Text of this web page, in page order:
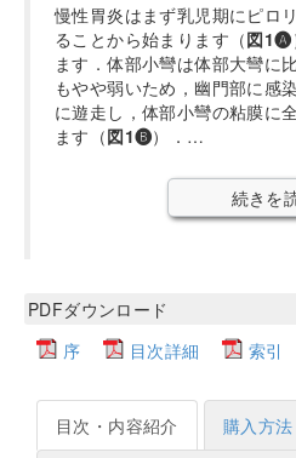
慢性胃炎はまず乳児期にピロ
ることから始まります（図1🅐
ます．体部小彎は体部大彎に
もやや弱いため，幽門部に感
に遊走し，体部小彎の粘膜に
ます（図1🅑）．…
続きを
PDFダウンロード
序
目次詳細 索引
目次・内容紹介 購入方